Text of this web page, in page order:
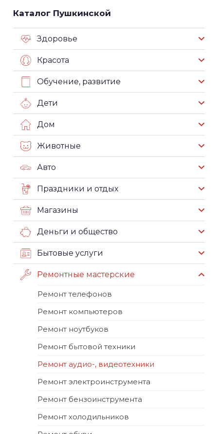
Каталог Пушкинской
Здоровье
Красота
Обучение, развитие
Дети
Дом
Животные
Авто
Праздники и отдых
Магазины
Деньги и общество
Бытовые услуги
Ремонтные мастерские
Ремонт телефонов
Ремонт компьютеров
Ремонт ноутбуков
Ремонт бытовой техники
Ремонт аудио-, видеотехники
Ремонт электроинструмента
Ремонт бензоинструмента
Ремонт холодильников